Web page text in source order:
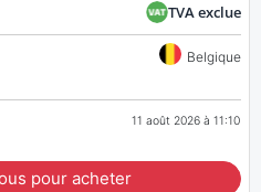
TVA exclue
Belgique
11 août 2026 à 11:10
pour acheter